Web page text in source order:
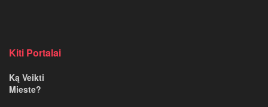
Kiti Portalai
Ką Veikti
Mieste?